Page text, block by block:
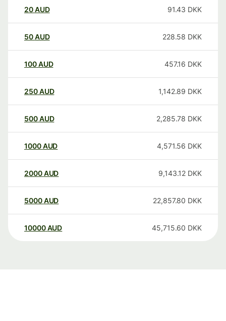
20AUD 91.43 DKK
50AUD 228.58 DKK
100AUD 457.16 DKK
250AUD 1,142.89 DKK
500AUD 2,285.78 DKK
1000AUD 4,571.56 DKK
2000AUD 9,143.12 DKK
5000AUD 22,857.80 DKK
10000 AUD 45,715.60 DKK